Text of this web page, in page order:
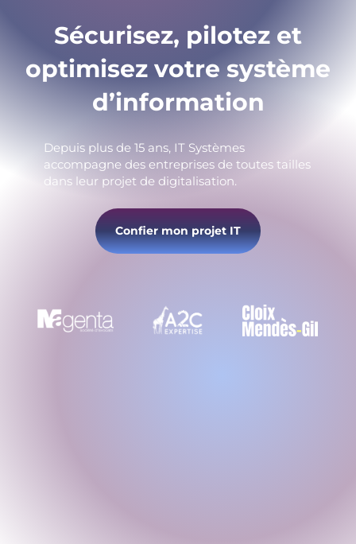
Sécurisez, pilotez et
optimisez votre système
d’information
Depuis plus de 15 ans, IT Systèmes
accompagne des entreprises de toutes tailles
dans leur projet de digitalisation.
Confier mon projet IT